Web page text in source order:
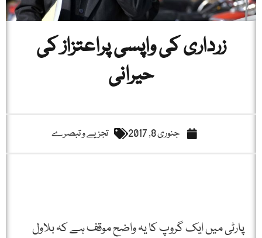
زرداری کی واپسی پراعتزاز کی
حیرانی
جنوری 8, 2017 تجزیے و تبصرے
پارٹی میں ایک گروپ کا یہ واضح موقف ہے کہ بلاول